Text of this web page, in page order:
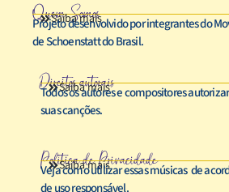
Quem Somos
Saiba mais
Projeto desenvolvido por integrantes do
de Schoenstatt do Brasil.
Direitos autorais
Saiba mais
Todos os autores e compositores
suas canções.
Política de Privacidade
Saiba mais
Veja como utilizar essas músicas de
de uso responsável.